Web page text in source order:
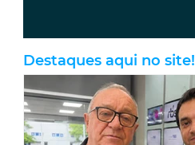
Destaques aqui no site!